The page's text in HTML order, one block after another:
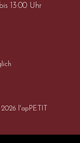
13:00 Uhr
l'apPETIT